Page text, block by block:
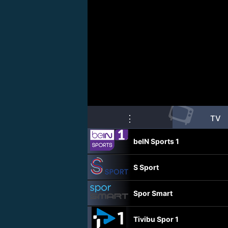
⋮ 📺 TV
beIN Sports 1
S Sport
Spor Smart
Tivibu Spor 1